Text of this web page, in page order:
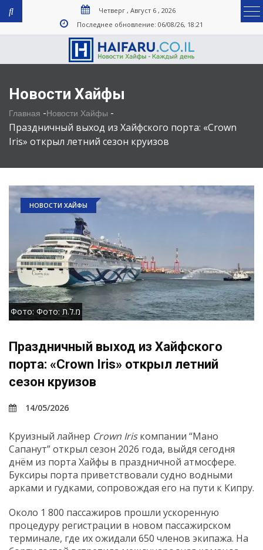
Четверг , Август 6 , 2026
Последнее обновление: 06/08/26, 18:21
Новости Хайфы
Главная -Новости Хайфы -
Праздничный выход из Хайфского порта: «Crown
Iris» открыл летний сезон круизов
НОВОСТИ ХАЙФЫ
Фото: Фото: מ.ל.ת
Праздничный выход из Хайфского
порта: «Crown Iris» открыл летний
сезон круизов
14/05/2026
Круизный лайнер Crown Irisкомпании “Мано
Сапанут” открыл сезон 2026 года, выйдя сегодня
днём из порта Хайфы в праздничной атмосфере.
Буксиры порта приветствовали судно водными
арками и гудками, сопровождая его на пути к Кипру.
Около 1 800 пассажиров прошли ускоренную
процедуру регистрации в новом пассажирском
терминале, где их ожидали 650 членов экипажа. На